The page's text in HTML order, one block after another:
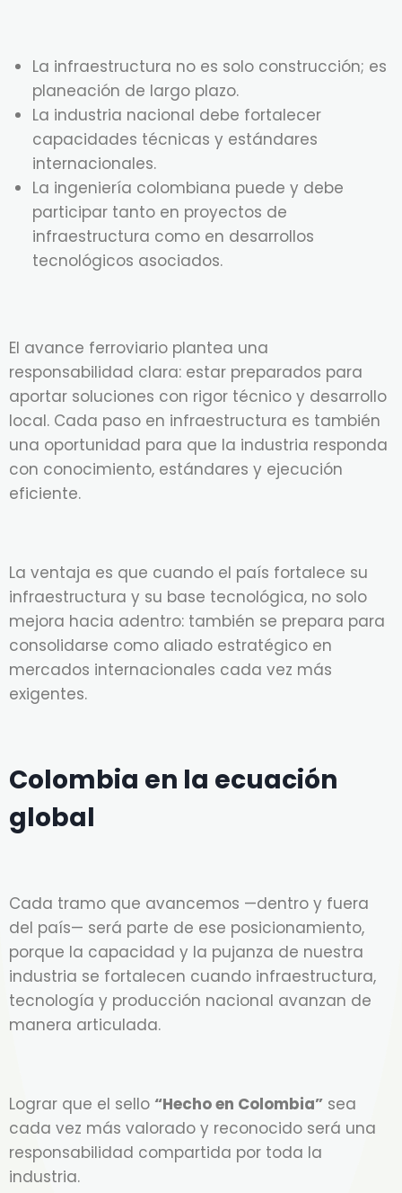
La infraestructura no es solo construcción; es
planeación de largo plazo.
La industria nacional debe fortalecer
capacidades técnicas y estándares
internacionales.
La ingeniería colombiana puede y debe
participar tanto en proyectos de
infraestructura como en desarrollos
tecnológicos asociados.
El avance ferroviario plantea una
responsabilidad clara: estar preparados para
aportar soluciones con rigor técnico y desarrollo
local. Cada paso en infraestructura es también
una oportunidad para que la industria responda
con conocimiento, estándares y ejecución
eficiente.
La ventaja es que cuando el país fortalece su
infraestructura y su base tecnológica, no solo
mejora hacia adentro: también se prepara para
consolidarse como aliado estratégico en
mercados internacionales cada vez más
exigentes.
Colombia en la ecuación
global
Cada tramo que avancemos —dentro y fuera
del país— será parte de ese posicionamiento,
porque la capacidad y la pujanza de nuestra
industria se fortalecen cuando infraestructura,
tecnología y producción nacional avanzan de
manera articulada.
Lograr que el sello “Hecho en Colombia” sea
cada vez más valorado y reconocido será una
responsabilidad compartida por toda la
industria.